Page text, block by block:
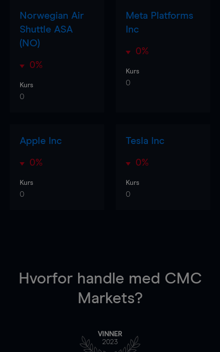
Norwegian Air
Shuttle ASA
(NO)
0%
Kurs
0
Meta Platforms
Inc
0%
Kurs
0
Apple Inc
0%
Kurs
0
Tesla Inc
0%
Kurs
0
Hvorfor handle med CMC
Markets?
VINNER
2023